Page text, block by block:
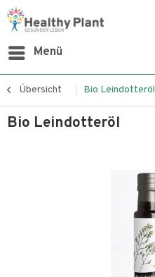
Menü
Übersicht Bio Leindotteröl
Bio Leindotteröl